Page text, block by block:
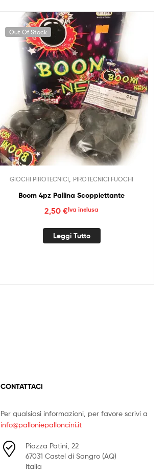
Out Of Stock
GIOCHI PIROTECNICI PIROTECNICI FUOCHI
Boom 4pz Pallina Scoppiettante
2,50€Iva inclusa
Leggi Tutto
CONTATTACI
Per qualsiasi informazioni, per favore scrivi a
info@palloniepalloncini.it
Piazza Patini, 22
67031 Castel di Sangro (AQ)
Italia